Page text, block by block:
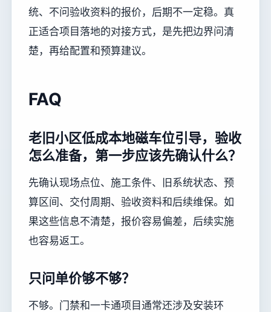
统、不问验收资料的报价，后期不一定稳。真
正适合项目落地的对接方式，是先把边界问清
楚，再给配置和预算建议。
FAQ
老旧小区低成本地磁车位引导，验收
怎么准备，第一步应该先确认什么？
先确认现场点位、施工条件、旧系统状态、预
算区间、交付周期、验收资料和后续维保。如
果这些信息不清楚，报价容易偏差，后续实施
也容易返工。
只问单价够不够？
不够。门禁和一卡通项目通常还涉及安装环